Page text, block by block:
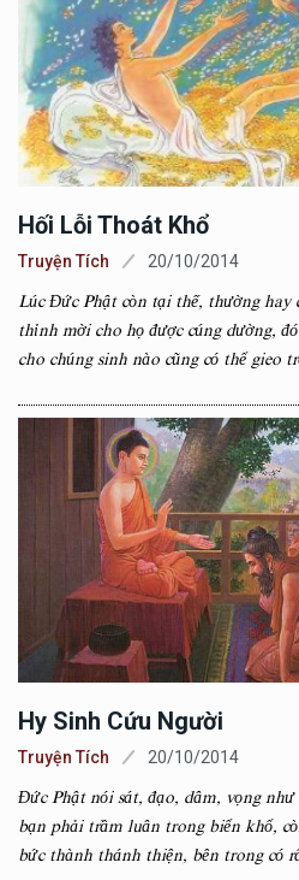
Hối Lỗi Thoát Khổ
Truyện Tích 20/10/2014
Lúc Đức Phật còn tại thế, thường hay
thỉnh mời cho họ được cúng dường,
cho chúng sinh nào cũng có thể gieo
Hy Sinh Cứu Người
Truyện Tích 20/10/2014
Đức Phật nói sát, đạo, dâm, vọng
bạn phải trầm luân trong biển khổ,
bức thành thánh thiện, bên trong có